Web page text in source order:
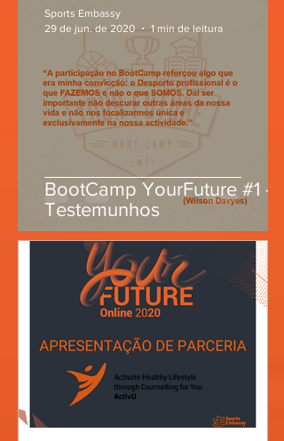
BootCamp YourFuture #1 -
Testemunhos
Sports Embassy
29 de jun. de 2020
1 min de leitura